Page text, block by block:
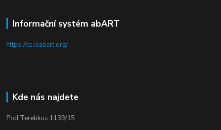
Informační systém abART
https://cs.isabart.org/
Kde nás najdete
Pod Terebkou 1139/15